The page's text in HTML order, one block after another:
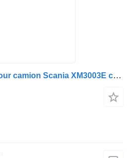
Autoradio Radio CB pour camion Scania XM3003E cu Microfon și Cablu de Alimentare